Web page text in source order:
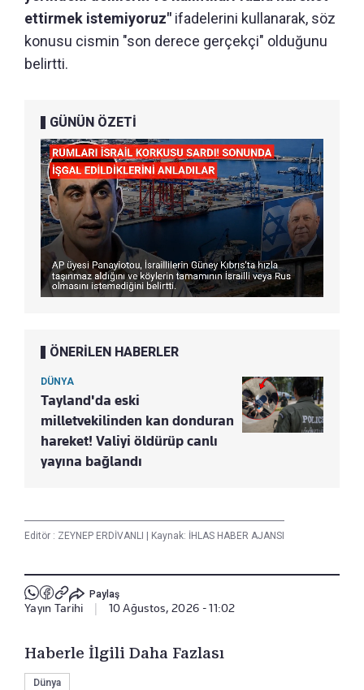
ettirmek istemiyoruz" ifadelerini kullanarak, söz
konusu cismin "son derece gerçekçi" olduğunu
belirtti.
GÜNÜN ÖZETİ
ÖNERİLEN HABERLER
DÜNYA
Tayland'da eski
milletvekilinden kan donduran
hareket! Valiyi öldürüp canlı
yayına bağlandı
Editör : ZEYNEP ERDİVANLI Kaynak: İHLAS HABER AJANSI
Paylaş
Yayın Tarihi 10 Ağustos, 2026 - 11:02
Haberle İlgili Daha Fazlası
Dünya